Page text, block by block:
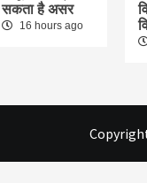
सकता है असर
16 hours ago